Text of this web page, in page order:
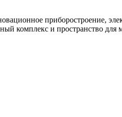
приборостроение,
комплекс и пространство